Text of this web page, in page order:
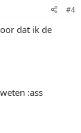
#4
dat ik de
:ass